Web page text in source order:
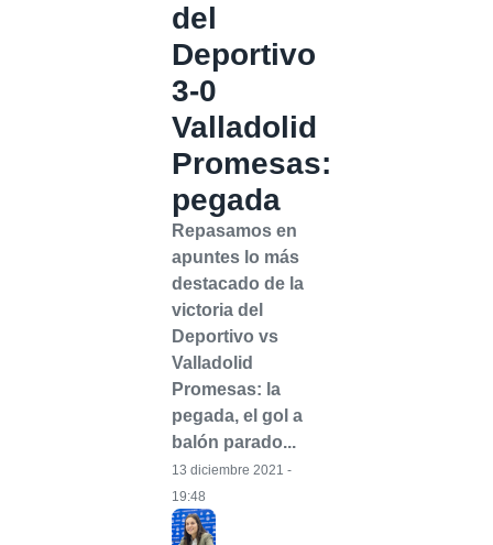
del
Deportivo
3-0
Valladolid
Promesas:
pegada
Repasamos en
apuntes lo más
destacado de la
victoria del
Deportivo vs
Valladolid
Promesas: la
pegada, el gol a
balón parado...
13 diciembre 2021 -
19:48